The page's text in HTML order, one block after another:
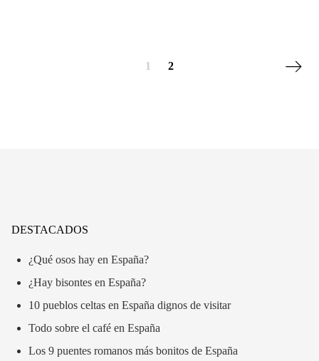
1 2
DESTACADOS
¿Qué osos hay en España?
¿Hay bisontes en España?
10 pueblos celtas en España dignos de visitar
Todo sobre el café en España
Los 9 puentes romanos más bonitos de España